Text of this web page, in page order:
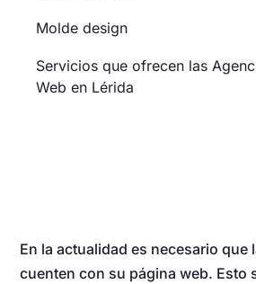
Molde design
Servicios que ofrecen las
Web en Lérida
En la actualidad es necesario que
cuenten con su página web. Esto